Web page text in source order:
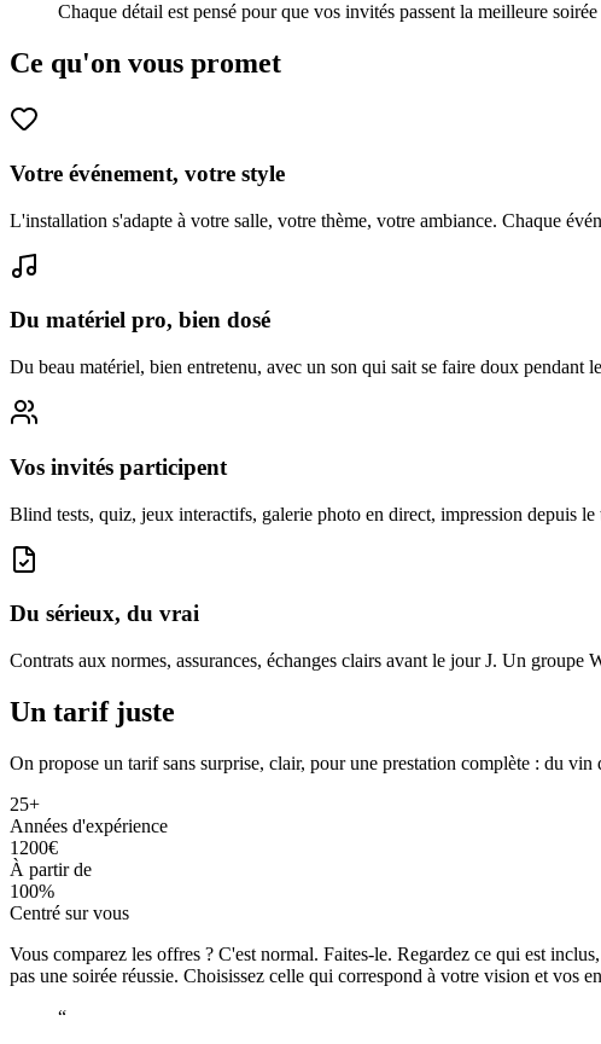
Chaque détail est pensé pour que vos invités passent la meilleure
Ce qu'on vous promet
Votre événement, votre style
L'installation s'adapte à votre salle, votre thème, votre ambiance. Chaque
Du matériel pro, bien dosé
Du beau matériel, bien entretenu, avec un son qui sait se faire doux pendant
Vos invités participent
Blind tests, quiz, jeux interactifs, galerie photo en direct, impression depuis
Du sérieux, du vrai
Contrats aux normes, assurances, échanges clairs avant le jour J. Un
Un tarif juste
On propose un tarif sans surprise, clair, pour une prestation complète : du
25+
Années d'expérience
1200€
À partir de
100%
Centré sur vous
Vous comparez les offres ? C'est normal. Faites-le. Regardez ce qui est
pas une soirée réussie. Choisissez celle qui correspond à votre vision et vos
“